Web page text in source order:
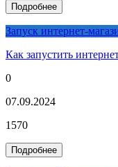
Подробнее
Запуск интернет-
Как запустить
0
07.09.2024
1570
Подробнее